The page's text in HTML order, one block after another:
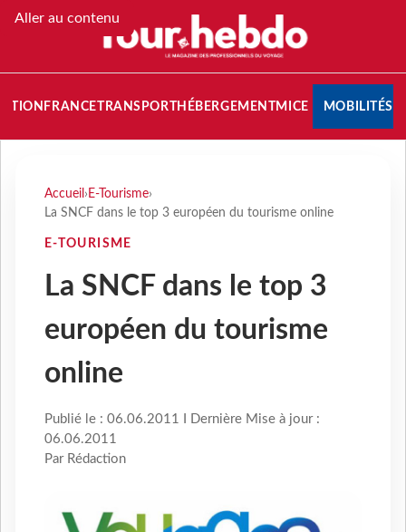
Aller au contenu
FRANCETRANSPORT HÉBERGEMENTMICE MOBILITÉS
Accueil › E-Tourisme›
La SNCF dans le top 3 européen du tourisme online
E-TOURISME
La SNCF dans le top 3
européen du tourisme
online
Publié le : 06.06.2011 I Dernière Mise à jour :
06.06.2011
Par Rédaction